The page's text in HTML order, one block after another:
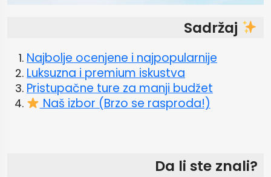
Sadržaj
Najbolje ocenjene i najpopularnije
Luksuzna i premium iskustva
Pristupačne ture za manji budžet
Naš izbor (Brzo se rasproda!)
Da li ste znali?